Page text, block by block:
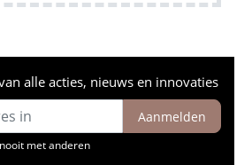
alle acties, nieuws en innovaties
Aanmelden
met anderen